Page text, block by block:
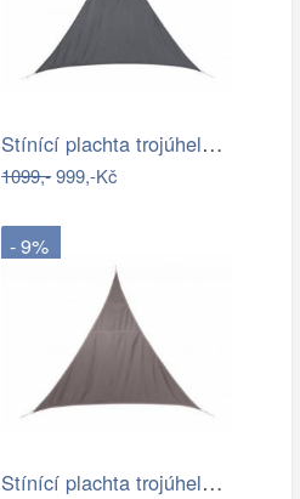
Stínící plachta trojúhelník 3*3*3 m šedá
1099,-999,-Kč
- 9%
Stínící plachta trojúhelník 3*3*3 m…